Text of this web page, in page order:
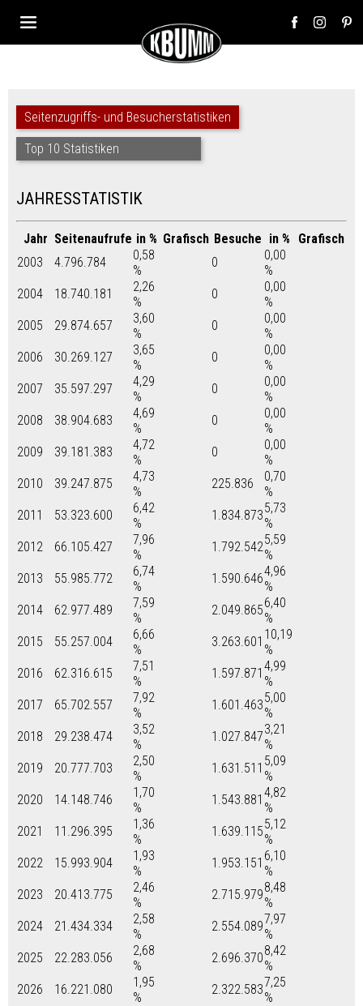
Seitenzugriffs- und Besucherstatistiken
Top 10 Statistiken
JAHRESSTATISTIK
Jahr Seitenaufrufe in % Grafisch Besuche in %
Grafisch
2003
4.796.784
0,58
%
0
0,00
%
2004
18.740.181
2,26
%
0
0,00
%
2005
29.874.657
3,60
%
0
0,00
%
2006
30.269.127
3,65
%
0
0,00
%
2007
35.597.297
4,29
%
0
0,00
%
2008
38.904.683
4,69
%
0
0,00
%
2009
39.181.383
4,72
%
0
0,00
%
2010
39.247.875
4,73
%
225.836
0,70
%
2011
53.323.600
6,42
%
1.834.8735,73
%
2012
66.105.427
7,96
%
1.792.5425,59
%
2013
55.985.772
6,74
%
1.590.6464,96
%
2014
62.977.489
7,59
%
2.049.8656,40
%
2015
55.257.004
6,66
%
3.263.601 10,19
%
2016
62.316.615
7,51
%
1.597.871 4,99
%
2017
65.702.557
7,92
%
1.601.4635,00
%
2018
29.238.474
3,52
%
1.027.8473,21
%
2019
20.777.703
2,50
%
1.631.511 5,09
%
2020
14.148.746
1,70
%
1.543.881 4,82
%
2021
11.296.395
1,36
%
1.639.1155,12
%
2022
15.993.904
1,93
%
1.953.151 6,10
%
2023
20.413.775
2,46
%
2.715.9798,48
%
2024
21.434.334
2,58
%
2.554.0897,97
%
2025
22.283.056
2,68
%
2.696.3708,42
%
2026
16.221.080
1,95
%
2.322.5837,25
%